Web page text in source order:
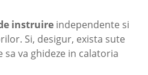
instruire independente si
Si, desigur, exista sute
sa va ghideze in calatoria